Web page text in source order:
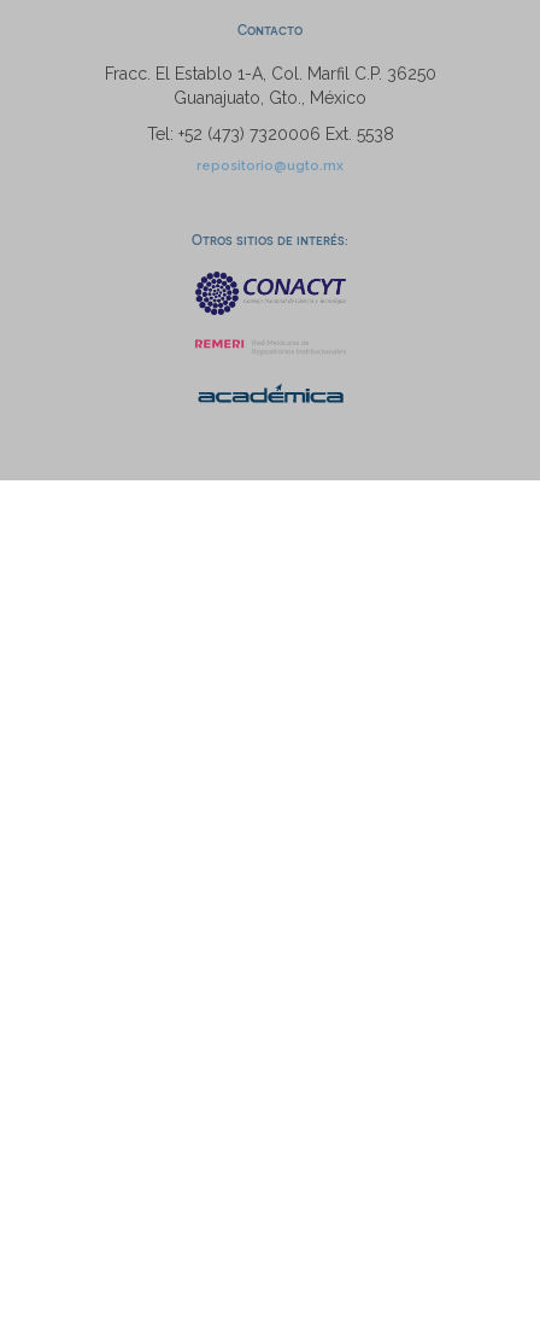
Contacto
Fracc. El Establo 1-A, Col. Marfil C.P. 36250
Guanajuato, Gto., México
Tel: +52 (473) 7320006 Ext. 5538
repositorio@ugto.mx
Otros sitios de interés: